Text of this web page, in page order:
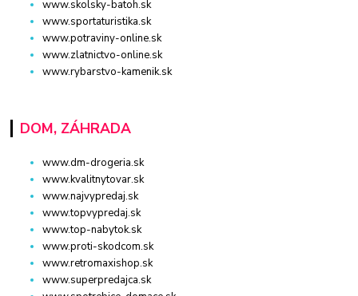
www.skolsky-batoh.sk
www.sportaturistika.sk
www.potraviny-online.sk
www.zlatnictvo-online.sk
www.rybarstvo-kamenik.sk
DOM, ZÁHRADA
www.dm-drogeria.sk
www.kvalitnytovar.sk
www.najvypredaj.sk
www.topvypredaj.sk
www.top-nabytok.sk
www.proti-skodcom.sk
www.retromaxishop.sk
www.superpredajca.sk